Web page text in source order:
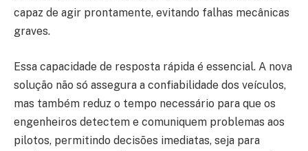
capaz de agir prontamente, evitando falhas mecânicas
graves.
Essa capacidade de resposta rápida é essencial. A nova
solução não só assegura a confiabilidade dos veículos,
mas também reduz o tempo necessário para que os
engenheiros detectem e comuniquem problemas aos
pilotos, permitindo decisões imediatas, seja para